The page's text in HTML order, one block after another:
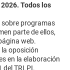
Todos los
programas
parte de ellos,
web.
la oposición
en la elaboración
del TRLPI.